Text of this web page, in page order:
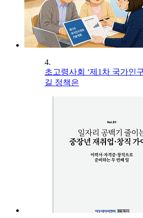
4.
초고령사회 ‘제1차 국가인
길 정책은